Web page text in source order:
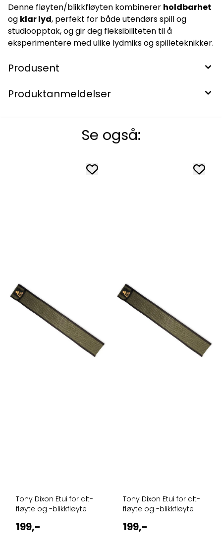
Denne fløyten/blikkfløyten kombinerer holdbarhet
og klar lyd, perfekt for både utendørs spill og
studioopptak, og gir deg fleksibiliteten til å
eksperimentere med ulike lydmiks og spilleteknikker.
Produsent
Produktanmeldelser
Se også:
Tony Dixon Etui for alt-
fløyte og -blikkfløyte
199,-
Tony Dixon Etui for alt-
fløyte og -blikkfløyte
199,-